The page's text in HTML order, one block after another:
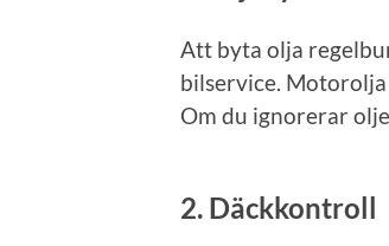
Att byta olja
bilservice.
Om du ignorerar
2. Däckkontroll